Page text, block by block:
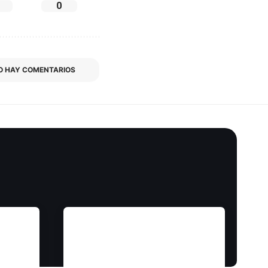
0
HAY COMENTARIOS